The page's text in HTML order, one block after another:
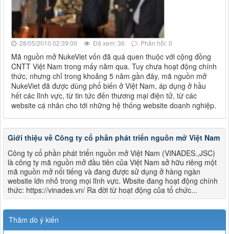
28/05/2010 02:39:00 Đã xem: 36 Phản hồi: 0
Mã nguồn mở NukeViet vốn đã quá quen thuộc với cộng đồng
CNTT Việt Nam trong mấy năm qua. Tuy chưa hoạt động chính
thức, nhưng chỉ trong khoảng 5 năm gần đây, mã nguồn mở
NukeViet đã được dùng phổ biến ở Việt Nam, áp dụng ở hầu
hết các lĩnh vực, từ tin tức đến thương mại điện tử, từ các
website cá nhân cho tới những hệ thống website doanh nghiệp.
Giới thiệu về Công ty cổ phần phát triển nguồn mở Việt Nam
Công ty cổ phần phát triển nguồn mở Việt Nam (VINADES.,JSC)
là công ty mã nguồn mở đầu tiên của Việt Nam sở hữu riêng một
mã nguồn mở nổi tiếng và đang được sử dụng ở hàng ngàn
website lớn nhỏ trong mọi lĩnh vực. Wbsite đang hoạt động chính
thức: https://vinades.vn/ Ra đời từ hoạt động của tổ chức...
Thăm dò ý kiến